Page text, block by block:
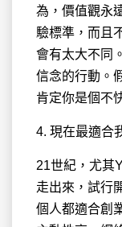
為，價值觀永
驗標準，而且
會有太大不同
信念的行動。
肯定你是個不
4. 現在最適合
21世紀，尤其
走出來，試行
個人都適合創